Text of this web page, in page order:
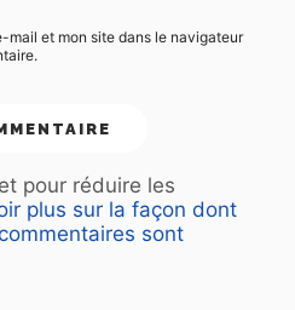
mail et mon site dans le navigateur
pour réduire les
plus sur la façon dont
sont